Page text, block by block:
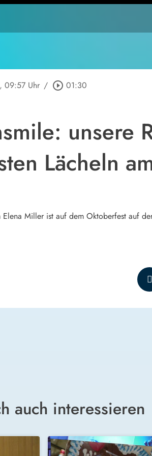
, 09:57 Uhr / play_circle_outline 01:30
unsere
Lächeln
Elena Miller ist auf dem Oktoberfest auf
auch interessieren